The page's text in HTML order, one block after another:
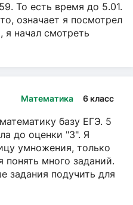
То есть время до 5.01.
означает я посмотрел
я начал смотреть
Математика 6 класс
базу ЕГЭ. 5
до оценки "3". Я
умножения, только
много заданий.
задания подучить для